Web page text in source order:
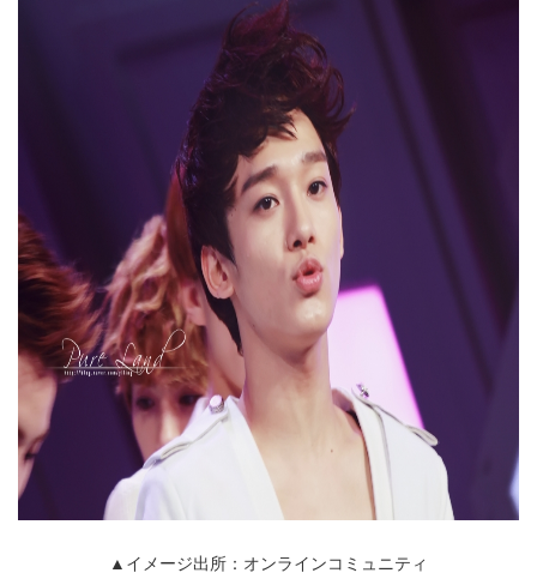
▲イメージ出所：オンラインコミュニティ